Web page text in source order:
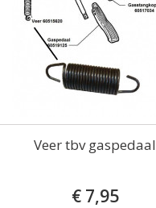
Veer tbv gaspedaal
€ 7,95